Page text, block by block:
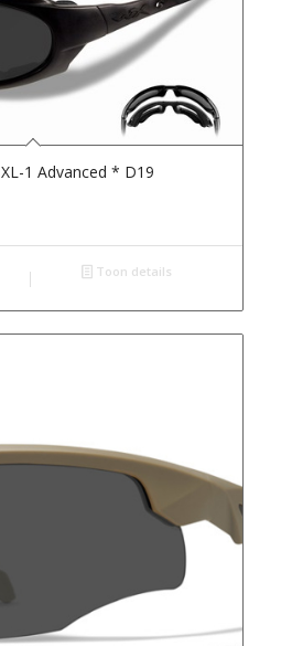
1 Advanced * D19
Toon details